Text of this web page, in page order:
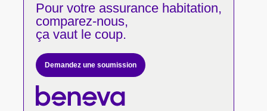
Pour votreassurance habitation,
comparez-nous,
ça vaut le coup.
Demandez une soumission